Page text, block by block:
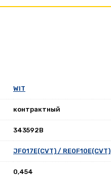
WIT
контрактный
343592B
JF017E(CVT) / RE0F10E(CVT)
0,454